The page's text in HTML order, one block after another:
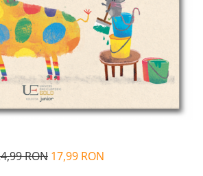
Firicel
RON 17,99 RON